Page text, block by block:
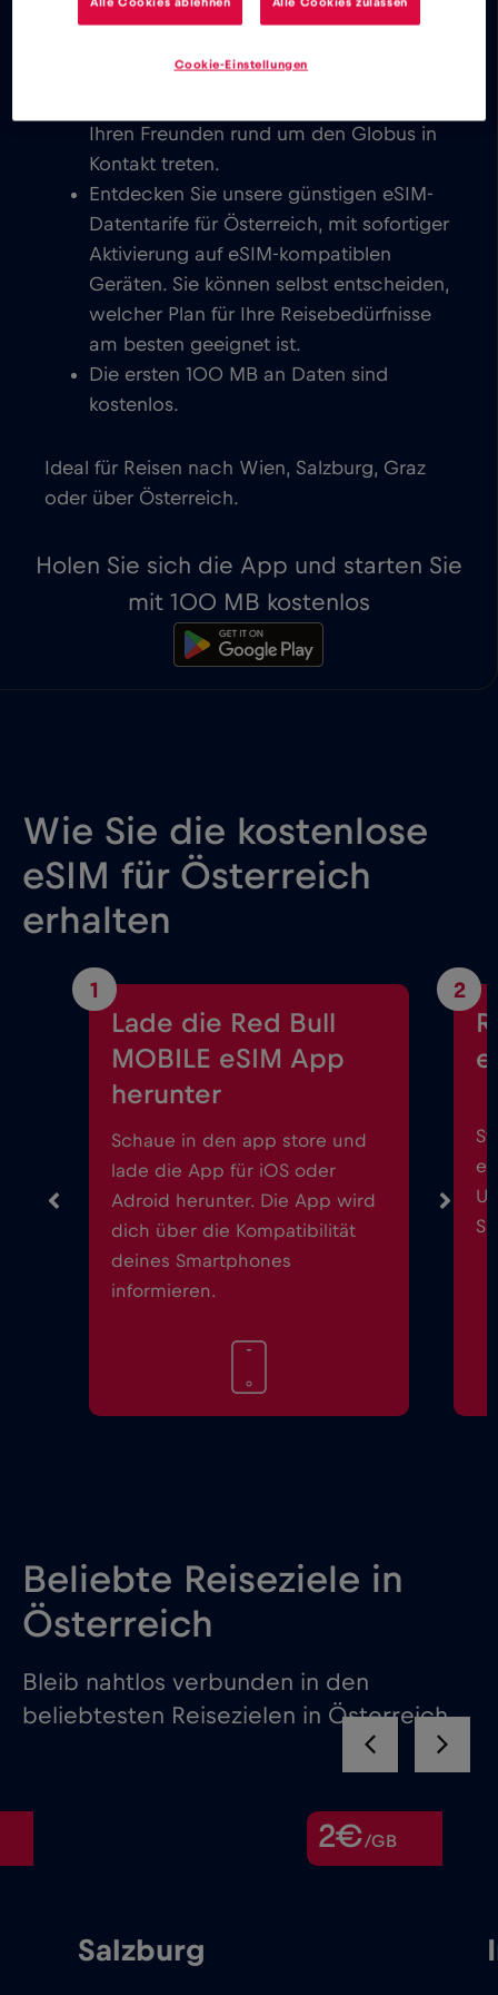
Konten in den sozialen Medien nutzen.
Ihren Freunden rund um den Globus in
Kontakt treten.
Entdecken Sie unsere günstigen eSIM-
Datentarife für Österreich, mit sofortiger
Aktivierung auf eSIM-kompatiblen
Geräten. Sie können selbst entscheiden,
welcher Plan für Ihre Reisebedürfnisse
am besten geeignet ist.
Die ersten 100 MB an Daten sind
kostenlos.
Ideal für Reisen nach Wien, Salzburg, Graz
oder über Österreich.
Holen Sie sich die App und starten Sie
mit 100 MB kostenlos
Wie Sie die kostenlose
eSIM für Österreich
erhalten
1
Lade die Red Bull
MOBILE eSIM App
herunter
Schaue in den app store und
lade die App für iOS oder
Adroid herunter. Die App wird
dich über die Kompatibilität
deines Smartphones
informieren.
2
Beliebte Reiseziele in
Österreich
Bleib nahtlos verbunden in den
beliebtesten Reisezielen in Österreich
2€/GB
Salzburg
Cookie-Einstellungen